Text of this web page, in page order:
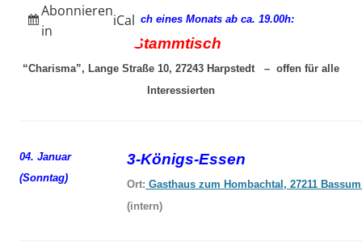
Abonnieren
in
iCal
jeden 3. Mittwoch eines Monats ab ca. 19.00h:
Stammtisch
“Charisma”, Lange Straße 10, 27243 Harpstedt – offen für alle
Interessierten
04. Januar
(Sonntag)
3-Königs-Essen
Ort: Gasthaus zum Hombachtal, 27211
(intern)